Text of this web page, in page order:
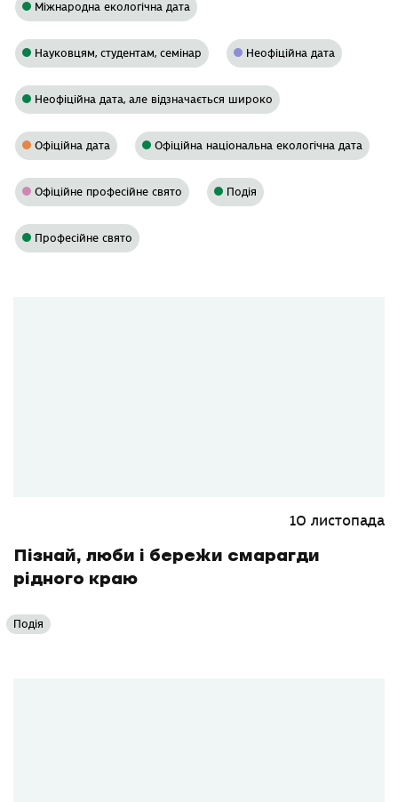
Міжнародна екологічна дата
Науковцям, студентам, семінар Неофіційна дата
Неофіційна дата, але відзначається широко
Офіційна дата Офіційна національна екологічна дата
Офіційне професійне свято Подія
Професійне свято
10 листопада
Пізнай, люби і бережи смарагди
рідного краю
Подія